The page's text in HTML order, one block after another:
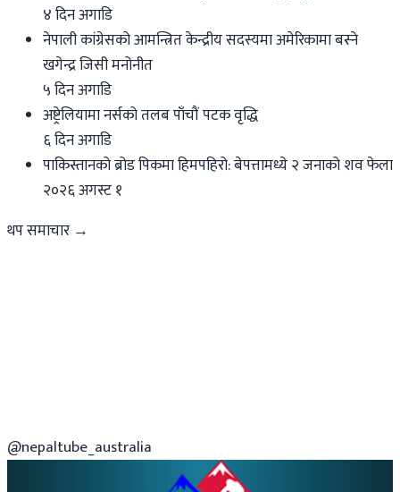
४ दिन अगाडि
नेपाली कांग्रेसको आमन्त्रित केन्द्रीय सदस्यमा अमेरिकामा बस्ने
खगेन्द्र जिसी मनोनीत
५ दिन अगाडि
अष्ट्रेलियामा नर्सको तलब पाँचौं पटक वृद्धि
६ दिन अगाडि
पाकिस्तानको ब्रोड पिकमा हिमपहिरो: बेपत्तामध्ये २ जनाको शव फेला
२०२६ अगस्ट १
थप समाचार →
@nepaltube_australia